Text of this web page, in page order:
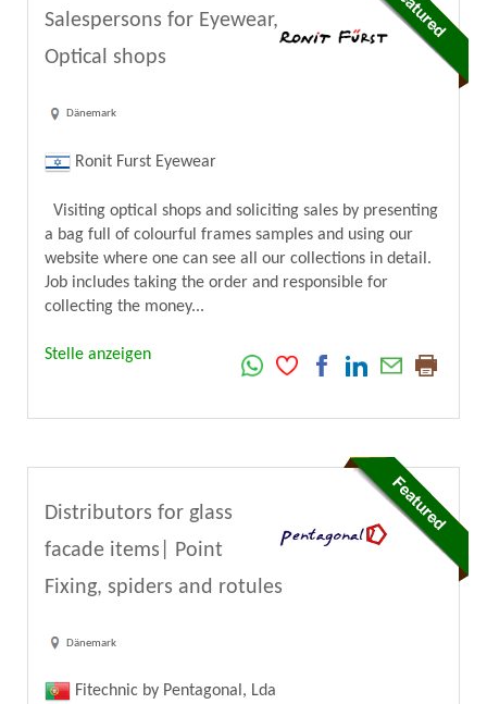
Salespersons for Eyewear,
Optical shops
Dänemark
Ronit Furst Eyewear
Visiting optical shops and soliciting sales by presenting
a bag full of colourful frames samples and using our
website where one can see all our collections in detail.
Job includes taking the order and responsible for
collecting the money...
Stelle anzeigen
Distributors for glass
facade items| Point
Fixing, spiders and rotules
Dänemark
Fitechnic by Pentagonal, Lda